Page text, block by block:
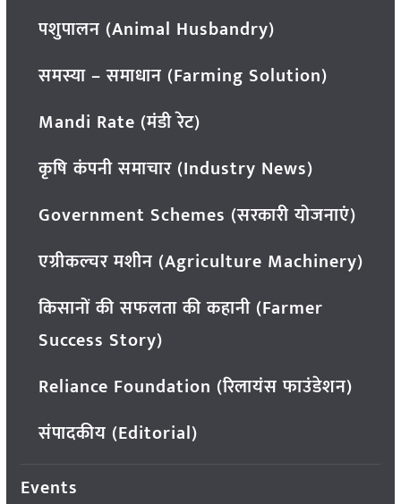
पशुपालन (Animal Husbandry)
समस्या – समाधान (Farming Solution)
Mandi Rate (मंडी रेट)
कृषि कंपनी समाचार (Industry News)
Government Schemes (सरकारी योजनाएं)
एग्रीकल्चर मशीन (Agriculture Machinery)
किसानों की सफलता की कहानी (Farmer
Success Story)
Reliance Foundation (रिलायंस फाउंडेशन)
संपादकीय (Editorial)
Events